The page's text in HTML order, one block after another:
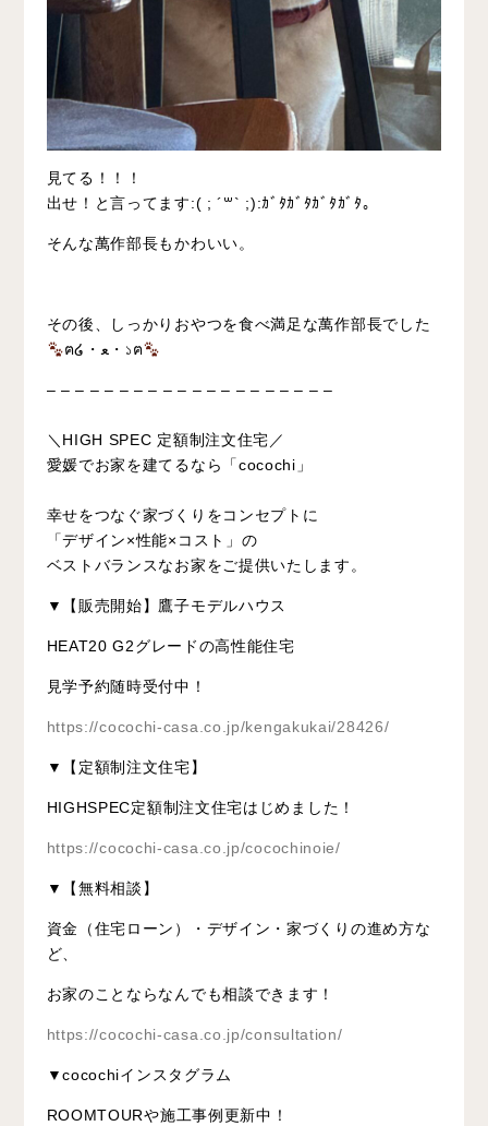
見てる！！！
出せ！と言ってます:( ; ´꒳` ;):ｶﾞﾀｶﾞﾀｶﾞﾀｶﾞﾀ。
そんな萬作部長もかわいい。
その後、しっかりおやつを食べ満足な萬作部長でした
ฅ໒・ﻌ・১ฅ
– – – – – – – – – – – – – – – – – – – –
＼HIGH SPEC 定額制注文住宅／
愛媛でお家を建てるなら「cocochi」
幸せをつなぐ家づくりをコンセプトに
「デザイン×性能×コスト」の
ベストバランスなお家をご提供いたします。
▼【販売開始】鷹子モデルハウス
HEAT20 G2グレードの高性能住宅
見学予約随時受付中！
https://cocochi-casa.co.jp/kengakukai/28426/
▼【定額制注文住宅】
HIGHSPEC定額制注文住宅はじめました！
https://cocochi-casa.co.jp/cocochinoie/
▼【無料相談】
資金（住宅ローン）・デザイン・家づくりの進め方な
ど、
お家のことならなんでも相談できます！
https://cocochi-casa.co.jp/consultation/
▼cocochiインスタグラム
ROOMTOURや施工事例更新中！